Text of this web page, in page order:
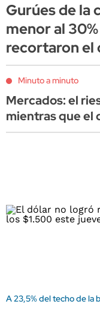
Gurúes de la
menor al
recortaron el
Minuto a minuto
Mercados: el
mientras que el
A 23,5% del techo de la